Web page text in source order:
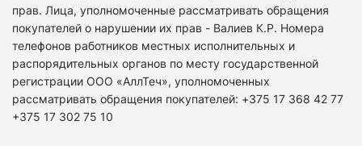
прав. Лица, уполномоченные рассматривать обращения
покупателей о нарушении их прав - Валиев К.Р. Номера
телефонов работников местных исполнительных и
распорядительных органов по месту государственной
регистрации ООО «АллТеч», уполномоченных
рассматривать обращения покупателей: +375 17 368 42 77
+375 17 302 75 10